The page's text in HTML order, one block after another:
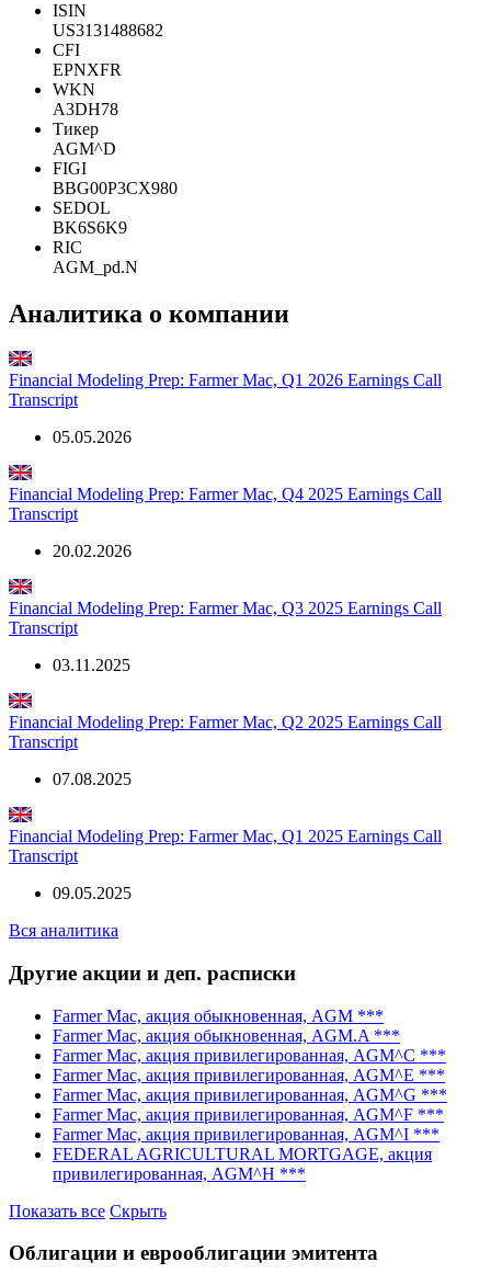
ISIN
US3131488682
CFI
EPNXFR
WKN
A3DH78
Тикер
AGM^D
FIGI
BBG00P3CX980
SEDOL
BK6S6K9
RIC
AGM_pd.N
Аналитика о компании
Financial Modeling Prep: Farmer Mac, Q1 2026 Earnings Call
Transcript
05.05.2026
Financial Modeling Prep: Farmer Mac, Q4 2025 Earnings Call
Transcript
20.02.2026
Financial Modeling Prep: Farmer Mac, Q3 2025 Earnings Call
Transcript
03.11.2025
Financial Modeling Prep: Farmer Mac, Q2 2025 Earnings Call
Transcript
07.08.2025
Financial Modeling Prep: Farmer Mac, Q1 2025 Earnings Call
Transcript
09.05.2025
Вся аналитика
Другие акции и деп. расписки
Farmer Mac, акция обыкновенная, AGM ***
Farmer Mac, акция обыкновенная, AGM.A ***
Farmer Mac, акция привилегированная, AGM^C ***
Farmer Mac, акция привилегированная, AGM^E ***
Farmer Mac, акция привилегированная, AGM^G ***
Farmer Mac, акция привилегированная, AGM^F ***
Farmer Mac, акция привилегированная, AGM^I ***
FEDERAL AGRICULTURAL MORTGAGE, акция
привилегированная, AGM^H ***
Показать все Скрыть
Облигации и еврооблигации эмитента